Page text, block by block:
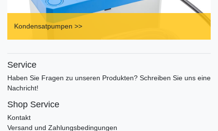
Kondensatpumpen >>
Service
Haben Sie Fragen zu unseren Produkten? Schreiben Sie uns eine
Nachricht!
Shop Service
Kontakt
Versand und Zahlungsbedingungen